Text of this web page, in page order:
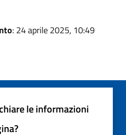
: 24 aprile 2025, 10:49
le informazioni